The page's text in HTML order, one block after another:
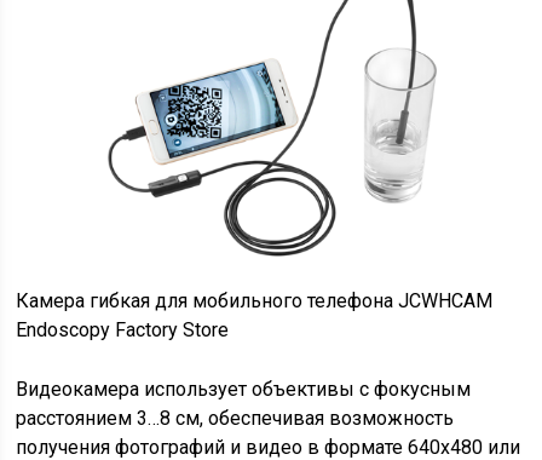
Камера гибкая для мобильного телефона JCWHCAM
Endoscopy Factory Store
Видеокамера использует объективы с фокусным
расстоянием 3…8 см, обеспечивая возможность
получения фотографий и видео в формате 640х480 или